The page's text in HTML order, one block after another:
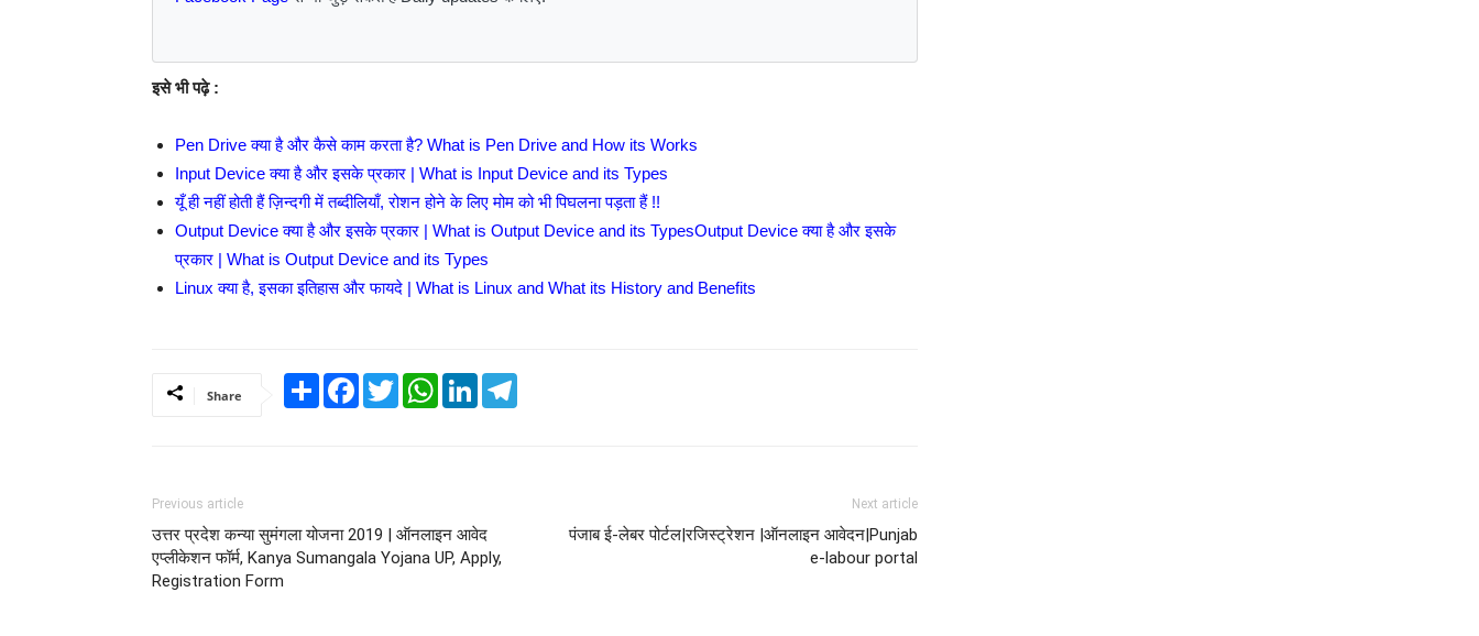
इसे भी पढ़े :
Pen Drive क्या है और कैसे काम करता है? What is Pen Drive and How its Works
Input Device क्या है और इसके प्रकार | What is Input Device and its Types
यूँ ही नहीं होती हैं ज़िन्दगी में तब्दीलियाँ, रोशन होने के लिए मोम को भी पिघलना पड़ता हैं !!
Output Device क्या है और इसके प्रकार | What is Output Device and its TypesOutput Device क्या है और इसके
प्रकार | What is Output Device and its Types
Linux क्या है, इसका इतिहास और फायदे | What is Linux and What its History and Benefits
Share
Share FacebookTwitterWhatsApp
LinkedIn
Previous article
उत्तर प्रदेश कन्या सुमंगला योजना 2019 | ऑनलाइन आवेद
एप्लीकेशन फॉर्म, Kanya Sumangala Yojana UP, Apply,
Registration Form
Next article
पंजाब ई-लेबर पोर्टल|रजिस्ट्रेशन |ऑनलाइन आवेदन|Punjab
e-labour portal